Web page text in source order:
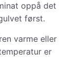
oppå det
først.
varme eller
er